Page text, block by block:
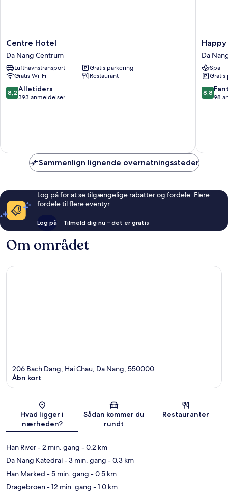
Centre
Hotel
Da
Nang
Centrum
Centre Hotel
Da Nang Centrum
Lufthavnstransport
Gratis parkering
Gratis Wi-Fi
Restaurant
8.2
ud
8,2 Alletiders
393 anmeldelser
Happy
Day
Hotel
&
Spa
Danang
Da
Spa
Gratis
8.8
ud
8,8
98
Sammenlign lignende overnatningssteder
Log på for at se tilgængelige rabatter og fordele. Flere
fordele til flere eventyr.
Log på Tilmeld dig nu – det er gratis
Om området
Kort
206 Bach Dang, Hai Chau, Da Nang, 550000
Åbn kort
Hvad ligger i
nærheden?
Sådan kommer du
rundt
Restauranter
Han River- 2 min. gang - 0.2 km
Da Nang Katedral- 3 min. gang - 0.3 km
Han Marked - 5 min. gang - 0.5 km
Dragebroen- 12 min. gang - 1.0 km